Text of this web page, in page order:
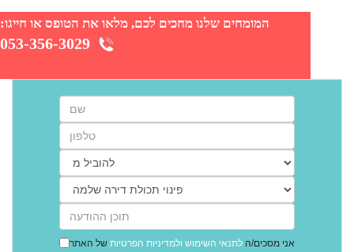
המומחים שלנו מחכים לכם, מלאו את הטופס או חייגו:
053-356-3029
אני מסכים/ה לתנאי השימוש ולמדיניות הפרטיות של האתר